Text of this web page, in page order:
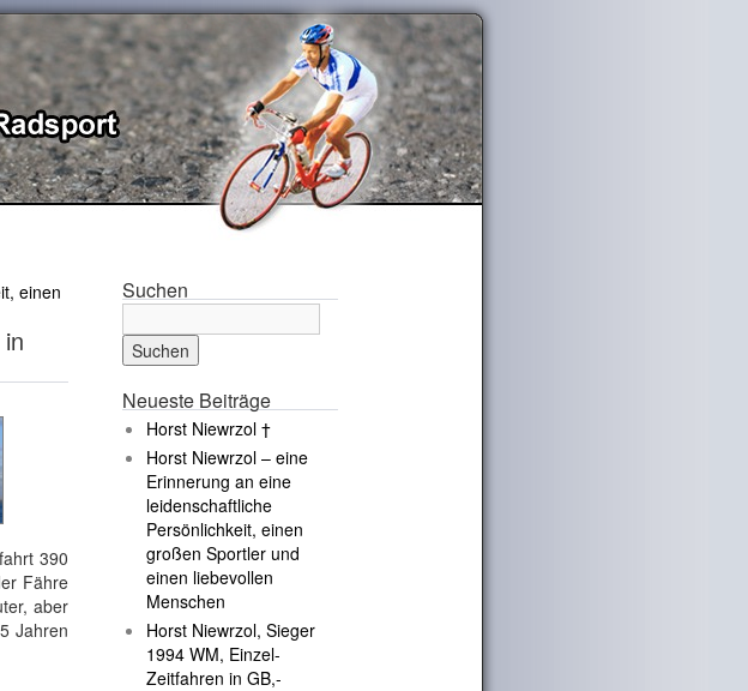
einen
390
Fähre
aber
Jahren
Suchen
Neueste Beiträge
Horst Niewrzol †
Horst Niewrzol – eine
Erinnerung an eine
leidenschaftliche
Persönlichkeit, einen
großen Sportler und
einen liebevollen
Menschen
Horst Niewrzol, Sieger
1994 WM, Einzel-
Zeitfahren in GB,-